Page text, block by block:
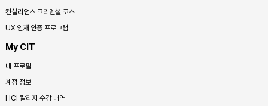
컨실리언스 크리덴셜 코스
UX 인재 인증 프로그램
My CIT
내 프로필
계정 정보
HCI 칼리지 수강 내역